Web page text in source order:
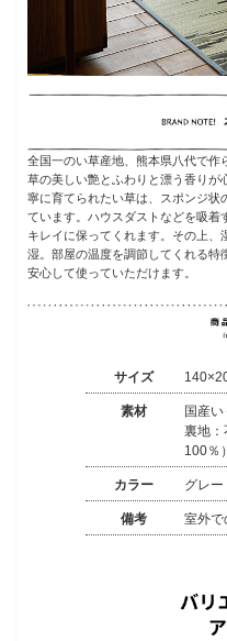
全国一のい草産地、熊本県八代で作
草の美しい艶とふわりと漂う香りが
寧に育てられたい草は、スポンジ状
ています。ハウスダストなどを吸着
キレイに保ってくれます。その上
湿。部屋の温度を調節してくれる特
安心して使っていただけます。
サイズ
素材
国産
裏地：
100％）
カラー グレー
備考 室外で